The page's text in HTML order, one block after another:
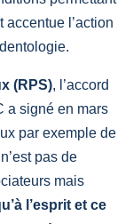
l’action
(RPS), l’accord
a signé en mars
par exemple de
pas de
mais
l’esprit et ce